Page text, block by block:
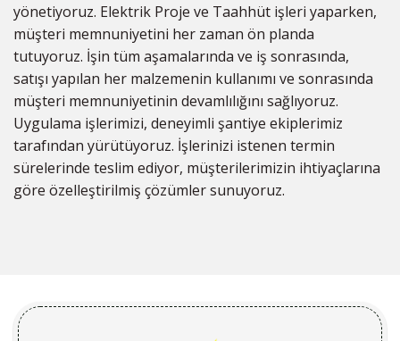
yönetiyoruz. Elektrik Proje ve Taahhüt işleri yaparken,
müşteri memnuniyetini her zaman ön planda
tutuyoruz. İşin tüm aşamalarında ve iş sonrasında,
satışı yapılan her malzemenin kullanımı ve sonrasında
müşteri memnuniyetinin devamlılığını sağlıyoruz.
Uygulama işlerimizi, deneyimli şantiye ekiplerimiz
tarafından yürütüyoruz. İşlerinizi istenen termin
sürelerinde teslim ediyor, müşterilerimizin ihtiyaçlarına
göre özelleştirilmiş çözümler sunuyoruz.